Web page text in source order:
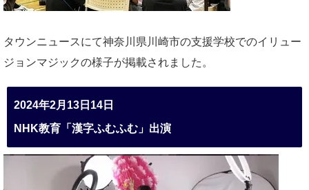
タウンニュースにて神奈川県川崎市の支援学校でのイリュー
ジョンマジックの様子が掲載されました。
2024年2月13日14日
NHK教育「漢字ふむふむ」出演